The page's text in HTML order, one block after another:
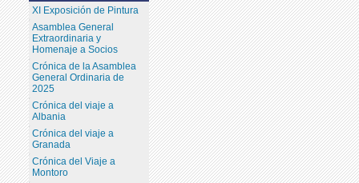
XI Exposición de Pintura
Asamblea General
Extraordinaria y
Homenaje a Socios
Crónica de la Asamblea
General Ordinaria de
2025
Crónica del viaje a
Albania
Crónica del viaje a
Granada
Crónica del Viaje a
Montoro